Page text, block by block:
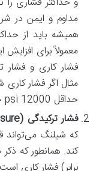
مداوم و ایمن در
همیشه باید از
فشار کاری و فشار
مثال اگر فشار کاری
حداقل 12000 psi
فشار ترکیدگی (Burst Pressure):
که شیلنگ می‌تواند
برابر) فشار کاری